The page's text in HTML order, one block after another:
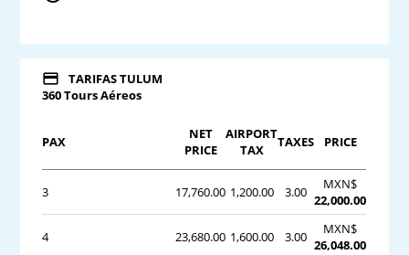
TARIFAS TULUM
360 Tours Aéreos
PAX
NET
PRICE
AIRPORT
TAX
TAXES PRICE
3 17,760.00 1,200.00 3.00
MXN$
22,000.00
4 23,680.00 1,600.00 3.00
MXN$
26,048.00